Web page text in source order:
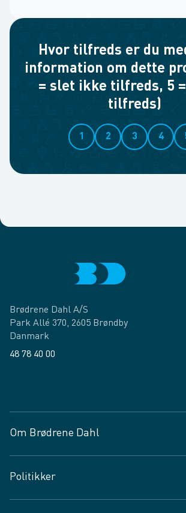
Hvor tilfreds er du
information om dette
= slet ikke tilfreds, 5
tilfreds)
1 2 3 4
Brødrene Dahl A/S
Park Allé 370, 2605 Brøndby
Danmark
48 78 40 00
Om Brødrene Dahl
Vagttelefon 30 10 89 89
Spørgsmål og svar
Politikker